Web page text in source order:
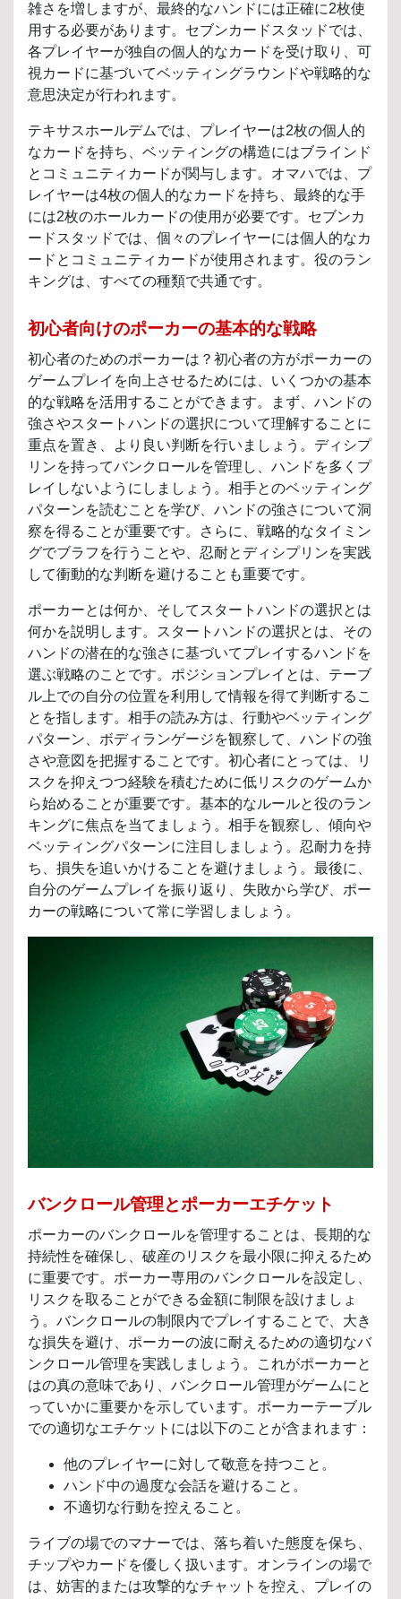
雑さを増しますが、最終的なハンドには正確に2枚使
用する必要があります。セブンカードスタッドでは、
各プレイヤーが独自の個人的なカードを受け取り、可
視カードに基づいてベッティングラウンドや戦略的な
意思決定が行われます。
テキサスホールデムでは、プレイヤーは2枚の個人的
なカードを持ち、ベッティングの構造にはブラインド
とコミュニティカードが関与します。オマハでは、プ
レイヤーは4枚の個人的なカードを持ち、最終的な手
には2枚のホールカードの使用が必要です。セブンカ
ードスタッドでは、個々のプレイヤーには個人的なカ
ードとコミュニティカードが使用されます。役のラン
キングは、すべての種類で共通です。
初心者向けのポーカーの基本的な戦略
初心者のためのポーカーは？初心者の方がポーカーの
ゲームプレイを向上させるためには、いくつかの基本
的な戦略を活用することができます。まず、ハンドの
強さやスタートハンドの選択について理解することに
重点を置き、より良い判断を行いましょう。ディシプ
リンを持ってバンクロールを管理し、ハンドを多くプ
レイしないようにしましょう。相手とのベッティング
パターンを読むことを学び、ハンドの強さについて洞
察を得ることが重要です。さらに、戦略的なタイミン
グでブラフを行うことや、忍耐とディシプリンを実践
して衝動的な判断を避けることも重要です。
ポーカーとは何か、そしてスタートハンドの選択とは
何かを説明します。スタートハンドの選択とは、その
ハンドの潜在的な強さに基づいてプレイするハンドを
選ぶ戦略のことです。ポジションプレイとは、テーブ
ル上での自分の位置を利用して情報を得て判断するこ
とを指します。相手の読み方は、行動やベッティング
パターン、ボディランゲージを観察して、ハンドの強
さや意図を把握することです。初心者にとっては、リ
スクを抑えつつ経験を積むために低リスクのゲームか
ら始めることが重要です。基本的なルールと役のラン
キングに焦点を当てましょう。相手を観察し、傾向や
ベッティングパターンに注目しましょう。忍耐力を持
ち、損失を追いかけることを避けましょう。最後に、
自分のゲームプレイを振り返り、失敗から学び、ポー
カーの戦略について常に学習しましょう。
バンクロール管理とポーカーエチケット
ポーカーのバンクロールを管理することは、長期的な
持続性を確保し、破産のリスクを最小限に抑えるため
に重要です。ポーカー専用のバンクロールを設定し、
リスクを取ることができる金額に制限を設けましょ
う。バンクロールの制限内でプレイすることで、大き
な損失を避け、ポーカーの波に耐えるための適切なバ
ンクロール管理を実践しましょう。これがポーカーと
はの真の意味であり、バンクロール管理がゲームにと
っていかに重要かを示しています。ポーカーテーブル
での適切なエチケットには以下のことが含まれます：
他のプレイヤーに対して敬意を持つこと。
ハンド中の過度な会話を避けること。
不適切な行動を控えること。
ライブの場でのマナーでは、落ち着いた態度を保ち、
チップやカードを優しく扱います。オンラインの場で
は、妨害的または攻撃的なチャットを控え、プレイの